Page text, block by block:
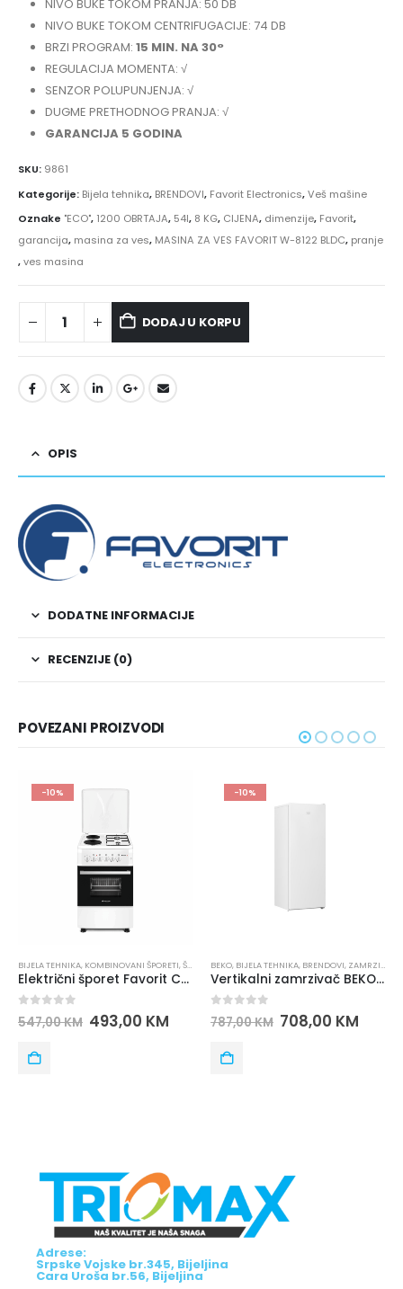
NIVO BUKE TOKOM PRANJA: 50 DB
NIVO BUKE TOKOM CENTRIFUGACIJE: 74 DB
BRZI PROGRAM: 15 MIN. NA 30°
REGULACIJA MOMENTA: √
SENZOR POLUPUNJENJA: √
DUGME PRETHODNOG PRANJA: √
GARANCIJA 5 GODINA
SKU: 9861
Kategorije: Bijela tehnika, BRENDOVI, Favorit Electronics,Veš mašine
Oznake "ECO", 1200 OBRTAJA, 54l, 8 KG, CIJENA, dimenzije, Favorit,
garancija, masina za ves, MASINA ZA VES FAVORIT W-8122 BLDC, pranje
,ves masina
DODAJ U KORPU
OPIS
DODATNE INFORMACIJE
RECENZIJE (0)
POVEZANI PROIZVODI
-10%
BIJELA TEHNIKA, KOMBINOVANI ŠPORETI,ŠPORETI
Električni šporet Favorit CC60-22W
547,00KM 493,00 KM
-10%
BEKO, BIJELA TEHNIKA, BRENDOVI, ZAMRZIVAČI
Vertikalni zamrzivač BEKO RFSA 210 K30WN
out of 5
787,00KM 708,00 KM
Adrese:
Srpske Vojske br.345, Bijeljina
Cara Uroša br.56, Bijeljina